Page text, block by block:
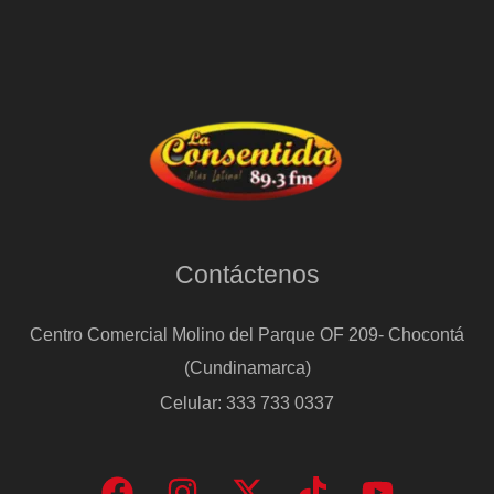
Contáctenos
Centro Comercial Molino del Parque OF 209- Chocontá
(Cundinamarca)
Celular: 333 733 0337